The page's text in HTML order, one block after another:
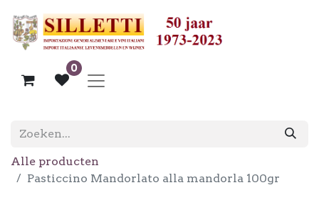
0
Alle producten
Pasticcino Mandorlato alla mandorla 100gr